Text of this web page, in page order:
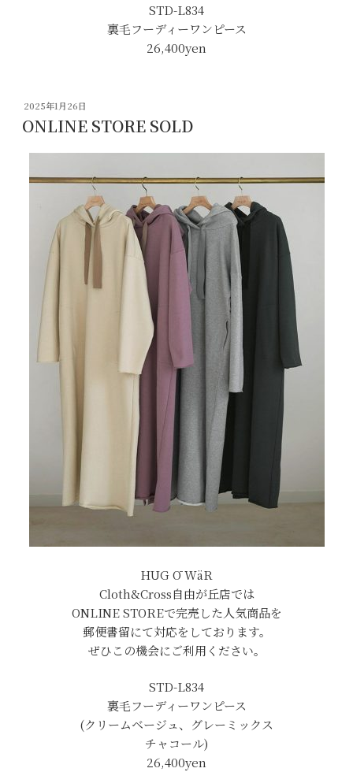
STD-L834
裏毛フーディーワンピース
26,400yen
投
稿
日:
2025年1月26日
ONLINE STORE SOLD
HUG Ō WäR
Cloth&Cross自由が丘店では
ONLINE STOREで完売した人気商品を
郵便書留にて対応をしております。
ぜひこの機会にご利用ください。
STD-L834
裏毛フーディーワンピース
(クリームベージュ、グレーミックス
チャコール)
26,400yen